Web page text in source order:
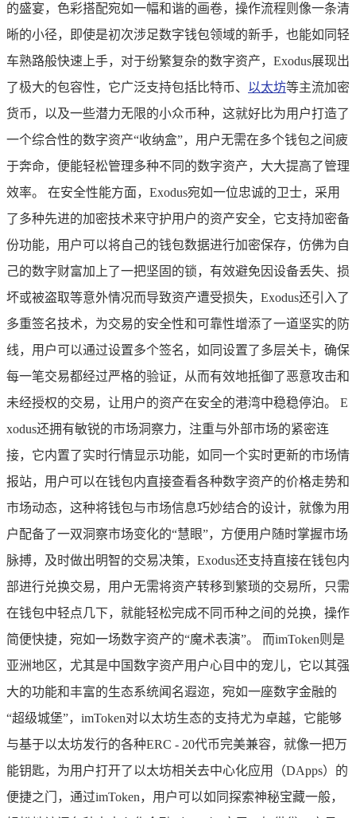
的盛宴，色彩搭配宛如一幅和谐的画卷，操作流程则像一条清
晰的小径，即使是初次涉足数字钱包领域的新手，也能如同轻
车熟路般快速上手，对于纷繁复杂的数字资产，Exodus展现出
了极大的包容性，它广泛支持包括比特币、 以太坊等主流加密
货币，以及一些潜力无限的小众币种，这就好比为用户打造了
一个综合性的数字资产“收纳盒”，用户无需在多个钱包之间疲
于奔命，便能轻松管理多种不同的数字资产，大大提高了管理
效率。 在安全性能方面，Exodus宛如一位忠诚的卫士，采用
了多种先进的加密技术来守护用户的资产安全，它支持加密备
份功能，用户可以将自己的钱包数据进行加密保存，仿佛为自
己的数字财富加上了一把坚固的锁，有效避免因设备丢失、损
坏或被盗取等意外情况而导致资产遭受损失，Exodus还引入了
多重签名技术，为交易的安全性和可靠性增添了一道坚实的防
线，用户可以通过设置多个签名，如同设置了多层关卡，确保
每一笔交易都经过严格的验证，从而有效地抵御了恶意攻击和
未经授权的交易，让用户的资产在安全的港湾中稳稳停泊。 E
xodus还拥有敏锐的市场洞察力，注重与外部市场的紧密连
接，它内置了实时行情显示功能，如同一个实时更新的市场情
报站，用户可以在钱包内直接查看各种数字资产的价格走势和
市场动态，这种将钱包与市场信息巧妙结合的设计，就像为用
户配备了一双洞察市场变化的“慧眼”，方便用户随时掌握市场
脉搏，及时做出明智的交易决策，Exodus还支持直接在钱包内
部进行兑换交易，用户无需将资产转移到繁琐的交易所，只需
在钱包中轻点几下，就能轻松完成不同币种之间的兑换，操作
简便快捷，宛如一场数字资产的“魔术表演”。 而imToken则是
亚洲地区，尤其是中国数字资产用户心目中的宠儿，它以其强
大的功能和丰富的生态系统闻名遐迩，宛如一座数字金融的
“超级城堡”，imToken对以太坊生态的支持尤为卓越，它能够
与基于以太坊发行的各种ERC - 20代币完美兼容，就像一把万
能钥匙，为用户打开了以太坊相关去中心化应用（DApps）的
便捷之门，通过imToken，用户可以如同探索神秘宝藏一般，